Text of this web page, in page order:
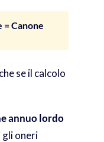
= Canone
se il calcolo
annuo lordo
oneri